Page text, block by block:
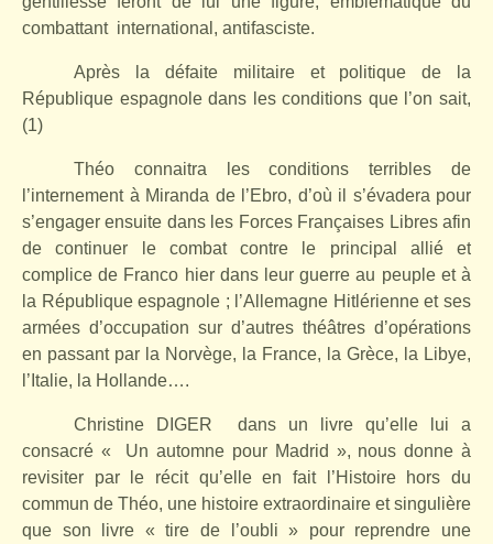
combattant international, antifasciste.
Après la défaite militaire et politique de la
République espagnole dans les conditions que l’on sait,
(1)
Théo connaitra les conditions terribles de
l’internement à Miranda de l’Ebro, d’où il s’évadera pour
s’engager ensuite dans les Forces Françaises Libres afin
de continuer le combat contre le principal allié et
complice de Franco hier dans leur guerre au peuple et à
la République espagnole ; l’Allemagne Hitlérienne et ses
armées d’occupation sur d’autres théâtres d’opérations
en passant par la Norvège, la France, la Grèce, la Libye,
l’Italie, la Hollande….
Christine DIGER
dans un livre qu’elle lui a
consacré « Un automne pour Madrid », nous donne à
revisiter par le récit qu’elle en fait l’Histoire hors du
commun de Théo, une histoire extraordinaire et singulière
que son livre « tire de l’oubli » pour reprendre une